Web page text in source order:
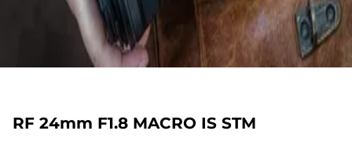
RF 24mm F1.8 MACRO IS STM